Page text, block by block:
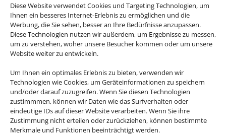
Diese Website verwendet Cookies und Targeting Technologien, um
Ihnen ein besseres Internet-Erlebnis zu ermöglichen und die
Werbung, die Sie sehen, besser an Ihre Bedürfnisse anzupassen.
Diese Technologien nutzen wir außerdem, um Ergebnisse zu messen,
um zu verstehen, woher unsere Besucher kommen oder um unsere
Website weiter zu entwickeln.
Um Ihnen ein optimales Erlebnis zu bieten, verwenden wir
Technologien wie Cookies, um Geräteinformationen zu speichern
und/oder darauf zuzugreifen. Wenn Sie diesen Technologien
zustimmmen, können wir Daten wie das Surfverhalten oder
eindeutige IDs auf dieser Website verarbeiten. Wenn Sie ihre
Zustimmung nicht erteilen oder zurückziehen, können bestimmte
Merkmale und Funktionen beeinträchtigt werden.